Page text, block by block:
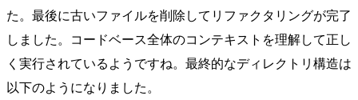
た。最後に古いファイルを削除してリファクタリングが完了
しました。コードベース全体のコンテキストを理解して正し
く実行されているようですね。最終的なディレクトリ構造は
以下のようになりました。